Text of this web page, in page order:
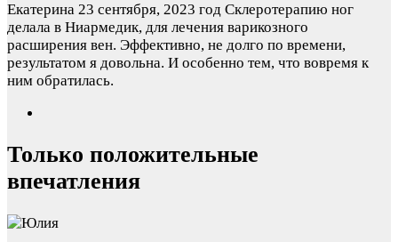
Екатерина 23 сентября, 2023 год Склеротерапию ног
делала в Ниармедик, для лечения варикозного
расширения вен. Эффективно, не долго по времени,
результатом я довольна. И особенно тем, что вовремя к
ним обратилась.
Только положительные
впечатления